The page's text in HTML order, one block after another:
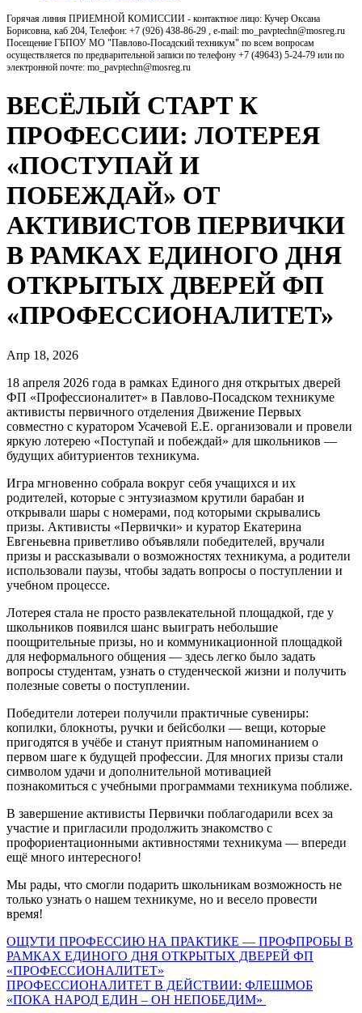
Горячая линия ПРИЕМНОЙ КОМИССИИ - контактное лицо: Кучер Оксана
Борисовна, каб 204, Телефон: +7 (926) 438-86-29 , e-mail: mo_pavptechn@mosreg.ru
Посещение ГБПОУ МО "Павлово-Посадский техникум" по всем вопросам
осуществляется по предварительной записи по телефону +7 (49643) 5-24-79 или по
электронной почте: mo_pavptechn@mosreg.ru
ВЕСЁЛЫЙ СТАРТ К
ПРОФЕССИИ: ЛОТЕРЕЯ
«ПОСТУПАЙ И
ПОБЕЖДАЙ» ОТ
АКТИВИСТОВ ПЕРВИЧКИ
В РАМКАХ ЕДИНОГО ДНЯ
ОТКРЫТЫХ ДВЕРЕЙ ФП
«ПРОФЕССИОНАЛИТЕТ»
Апр 18, 2026
18 апреля 2026 года в рамках Единого дня открытых дверей
ФП «Профессионалитет» в Павлово‑Посадском техникуме
активисты первичного отделения Движение Первых
совместно с куратором Усачевой Е.Е. организовали и провели
яркую лотерею «Поступай и побеждай» для школьников —
будущих абитуриентов техникума.
Игра мгновенно собрала вокруг себя учащихся и их
родителей, которые с энтузиазмом крутили барабан и
открывали шары с номерами, под которыми скрывались
призы. Активисты «Первички» и куратор Екатерина
Евгеньевна приветливо объявляли победителей, вручали
призы и рассказывали о возможностях техникума, а родители
использовали паузы, чтобы задать вопросы о поступлении и
учебном процессе.
Лотерея стала не просто развлекательной площадкой, где у
школьников появился шанс выиграть небольшие
поощрительные призы, но и коммуникационной площадкой
для неформального общения — здесь легко было задать
вопросы студентам, узнать о студенческой жизни и получить
полезные советы о поступлении.
Победители лотереи получили практичные сувениры:
копилки, блокноты, ручки и бейсболки — вещи, которые
пригодятся в учёбе и станут приятным напоминанием о
первом шаге к будущей профессии. Для многих призы стали
символом удачи и дополнительной мотивацией
познакомиться с учебными программами техникума поближе.
В завершение активисты Первички поблагодарили всех за
участие и пригласили продолжить знакомство с
профориентационными активностями техникума — впереди
ещё много интересного!
Мы рады, что смогли подарить школьникам возможность не
только узнать о нашем техникуме, но и весело провести
время!
Навигация
по
записям
ОЩУТИ ПРОФЕССИЮ НА ПРАКТИКЕ — ПРОФПРОБЫ В
РАМКАХ ЕДИНОГО ДНЯ ОТКРЫТЫХ ДВЕРЕЙ ФП
«ПРОФЕССИОНАЛИТЕТ»
ПРОФЕССИОНАЛИТЕТ В ДЕЙСТВИИ: ФЛЕШМОБ
«ПОКА НАРОД ЕДИН – ОН НЕПОБЕДИМ»